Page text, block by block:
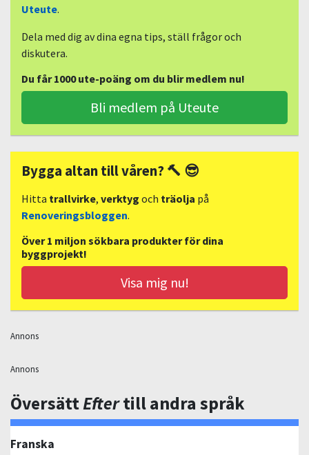
Uteute.
Dela med dig av dina egna tips, ställ frågor och
diskutera.
Du får 1000 ute-poäng om du blir medlem nu!
Bli medlem på Uteute
Bygga altan till våren? 🔨 😎
Hitta trallvirke, verktyg och träolja på
Renoveringsbloggen.
Över 1 miljon sökbara produkter för dina
byggprojekt!
Visa mig nu!
Annons
Annons
ÖversättEftertill andra språk
Franska